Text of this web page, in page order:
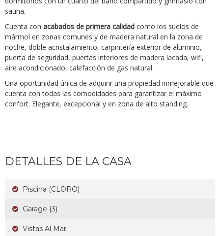
sauna.
Cuenta con acabados de primera calidad como los suelos de
mármol en zonas comunes y de madera natural en la zona de
noche, doble acristalamiento, carpintería exterior de aluminio,
puerta de seguridad, puertas interiores de madera lacada, wifi,
aire acondicionado, calefacción de gas natural .
Una oportunidad única de adquirir una propiedad inmejorable que
cuenta con todas las comodidades para garantizar el máximo
confort. Elegante, excepcional y en zona de alto standing.
DETALLES DE LA CASA
Piscina (CLORO)
Garage (3)
Vistas Al Mar